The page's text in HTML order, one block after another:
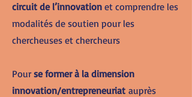
circuit de l’innovation et comprendre les
modalités de soutien pour les
chercheuses et chercheurs
Pourse former à la dimension
innovation/entrepreneuriat auprès